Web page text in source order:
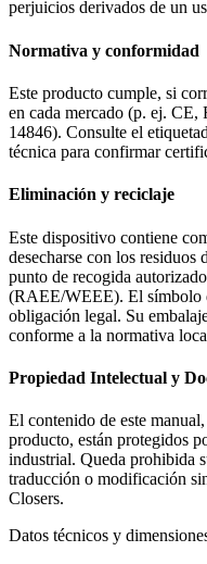
perjuicios derivados de un
Normativa y conformidad
Este producto cumple, si
en cada mercado (p. ej.
14846). Consulte el
técnica para confirmar
Eliminación y reciclaje
Este dispositivo contiene
desecharse con los residuos
punto de recogida
(RAEE/WEEE). El símbolo
obligación legal. Su
conforme a la normativa
Propiedad Intelectual y
El contenido de este
producto, están protegidos
industrial. Queda prohibida
traducción o modificación
Closers.
Datos técnicos y